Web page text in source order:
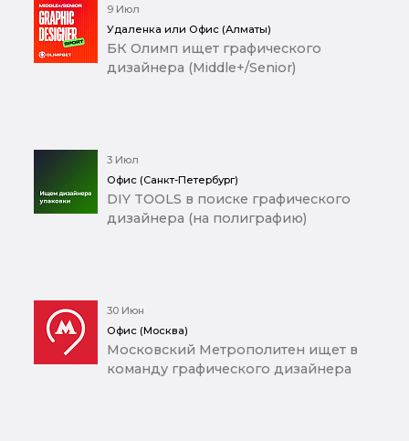
9 Июл
Удаленка или Офис (Алматы)
БК Олимп ищет графического
дизайнера (Middle+/Senior)
3 Июл
Офис (Санкт-Петербург)
DIY TOOLS в поиске графического
дизайнера (на полиграфию)
30 Июн
Офис (Москва)
Московский Метрополитен ищет в
команду графического дизайнера